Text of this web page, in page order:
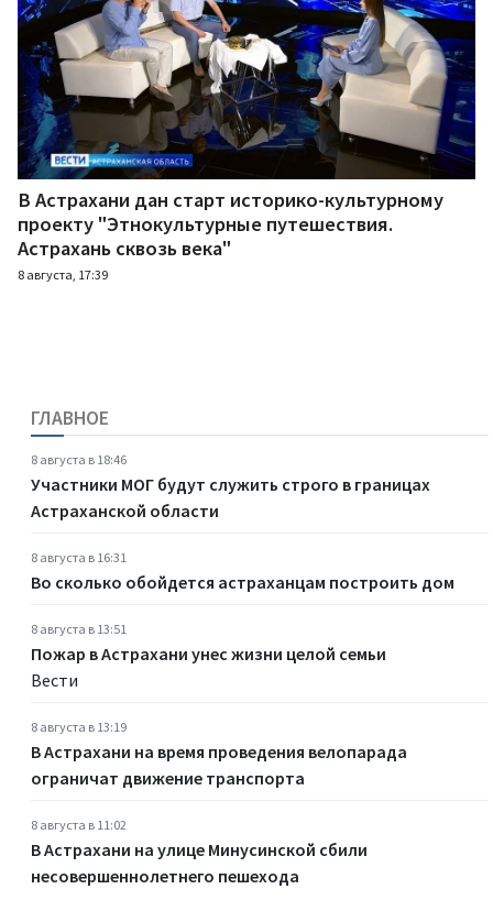
В Астрахани дан старт историко-культурному
проекту "Этнокультурные путешествия.
Астрахань сквозь века"
8 августа, 17:39
ГЛАВНОЕ
8 августа в 18:46
Участники МОГ будут служить строго в границах
Астраханской области
8 августа в 16:31
Во сколько обойдется астраханцам построить дом
8 августа в 13:51
Пожар в Астрахани унес жизни целой семьи
Вести
8 августа в 13:19
В Астрахани на время проведения велопарада
ограничат движение транспорта
8 августа в 11:02
В Астрахани на улице Минусинской сбили
несовершеннолетнего пешехода